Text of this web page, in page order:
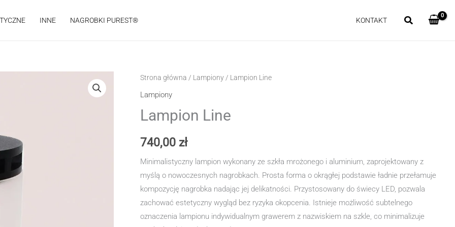
INNE NAGROBKI PUREST® KONTAKT
Strona główna / Lampiony / Lampion Line
Lampiony
Lampion Line
740,00 zł
Minimalistyczny lampion wykonany ze szkła mrożonego i aluminium, zaprojektowany z
myślą o nowoczesnych nagrobkach. Prosta forma o okrągłej podstawie ładnie przełamuje
kompozycję nagrobka nadając jej delikatności. Przystosowany do świecy LED, pozwala
zachować estetyczny wygląd bez ryzyka okopcenia. Istnieje możliwość subtelnego
oznaczenia lampionu indywidualnym grawerem z nazwiskiem na szkle, co minimalizuje